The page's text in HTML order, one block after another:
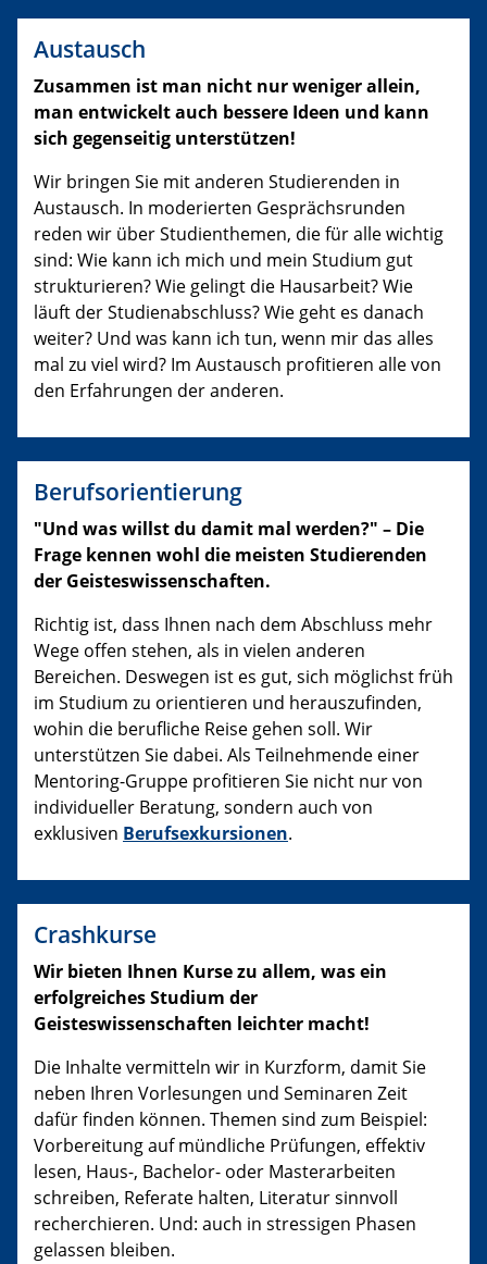
Austausch
Zusammen ist man nicht nur weniger allein,
man entwickelt auch bessere Ideen und kann
sich gegenseitig unterstützen!
Wir bringen Sie mit anderen Studierenden in
Austausch. In moderierten Gesprächsrunden
reden wir über Studienthemen, die für alle wichtig
sind: Wie kann ich mich und mein Studium gut
strukturieren? Wie gelingt die Hausarbeit? Wie
läuft der Studienabschluss? Wie geht es danach
weiter? Und was kann ich tun, wenn mir das alles
mal zu viel wird? Im Austausch profitieren alle von
den Erfahrungen der anderen.
Berufsorientierung
"Und was willst du damit mal werden?" – Die
Frage kennen wohl die meisten Studierenden
der Geisteswissenschaften.
Richtig ist, dass Ihnen nach dem Abschluss mehr
Wege offen stehen, als in vielen anderen
Bereichen. Deswegen ist es gut, sich möglichst früh
im Studium zu orientieren und herauszufinden,
wohin die berufliche Reise gehen soll. Wir
unterstützen Sie dabei. Als Teilnehmende einer
Mentoring-Gruppe profitieren Sie nicht nur von
individueller Beratung, sondern auch von
exklusiven Berufsexkursionen.
Crashkurse
Wir bieten Ihnen Kurse zu allem, was ein
erfolgreiches Studium der
Geisteswissenschaften leichter macht!
Die Inhalte vermitteln wir in Kurzform, damit Sie
neben Ihren Vorlesungen und Seminaren Zeit
dafür finden können. Themen sind zum Beispiel:
Vorbereitung auf mündliche Prüfungen, effektiv
lesen, Haus-, Bachelor- oder Masterarbeiten
schreiben, Referate halten, Literatur sinnvoll
recherchieren. Und: auch in stressigen Phasen
gelassen bleiben.